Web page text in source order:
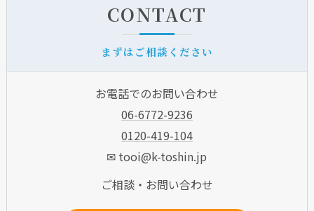
CONTACT
まずはご相談ください
お電話でのお問い合わせ
06-6772-9236
0120-419-104
✉ tooi@k-toshin.jp
ご相談・お問い合わせ